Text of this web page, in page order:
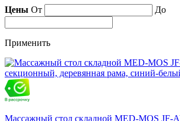
Цены От До
Применить
Массажный стол складной MED-MOS JF-